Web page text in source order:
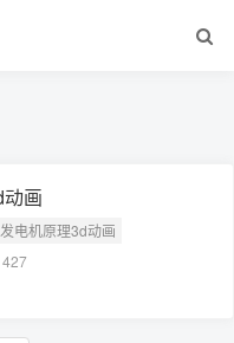
画
电机原理3d动画
427